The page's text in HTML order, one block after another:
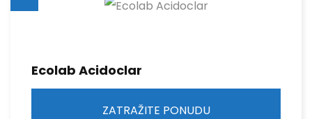
Ecolab Acidoclar
ZATRAŽITE PONUDU